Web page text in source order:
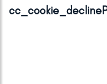
cc_cookie_decline